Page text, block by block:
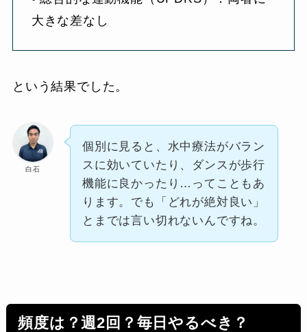
大きな差なし
という結果でした。
白石
個別に見ると、水中療法がバラン
スに効いていたり、ダンスが歩行
機能に良かったり…ってこともあ
ります。でも「どれが絶対良い」
とまでは言い切れないんですね。
頻度は？週2回？毎日やるべき？